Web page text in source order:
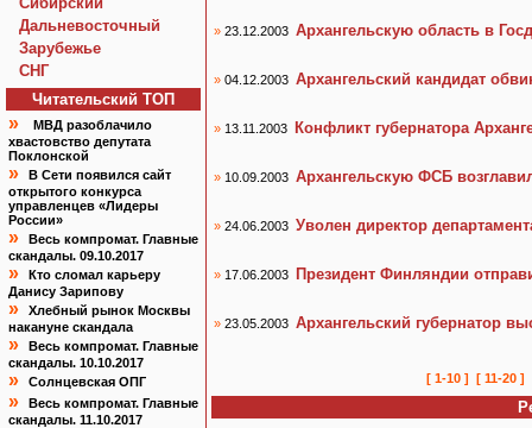
Дальневосточный
Зарубежье
СНГ
Читательский TOП
»
МВД разоблачило
хвастовство депутата
Поклонской
»
В Сети появился сайт
открытого конкурса
управленцев «Лидеры
России»
»
Весь компромат. Главные
скандалы. 09.10.2017
»
Кто сломал карьеру
Данису Зарипову
»
Хлебный рынок Москвы
накануне скандала
»
Весь компромат. Главные
скандалы. 10.10.2017
» Солнцевская ОПГ
»
Весь компромат. Главные
скандалы. 11.10.2017
» 23.12.2003 Архангельскую область в
» 04.12.2003 Архангельский кандидат
» 13.11.2003 Конфликт губернатора
» 10.09.2003 Архангельскую ФСБ
» 24.06.2003 Уволен директор
» 17.06.2003 Президент Финляндии
» 23.05.2003 Архангельский губернатор
[ 1-10 ] [ 11-20 ]